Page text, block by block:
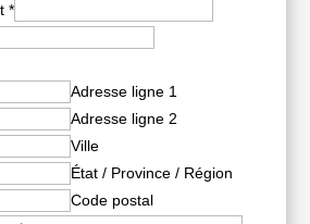
*
Adresse ligne 1
Adresse ligne 2
Ville
État / Province / Région
Code postal